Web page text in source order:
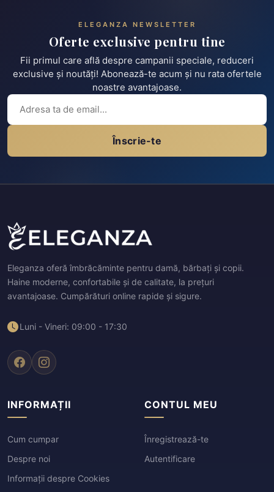
ELEGANZA NEWSLETTER
Oferte exclusive pentru tine
Fii primul care află despre campanii speciale, reduceri
exclusive și noutăți! Abonează-te acum și nu rata ofertele
noastre avantajoase.
Înscrie-te
Eleganza oferă îmbrăcăminte pentru damă, bărbați și copii.
Haine moderne, confortabile și de calitate, la prețuri
avantajoase. Cumpărături online rapide și sigure.
Luni - Vineri: 09:00 - 17:30
INFORMAȚII
Cum cumpar
Despre noi
Informații despre Cookies
CONTUL MEU
Înregistrează-te
Autentificare